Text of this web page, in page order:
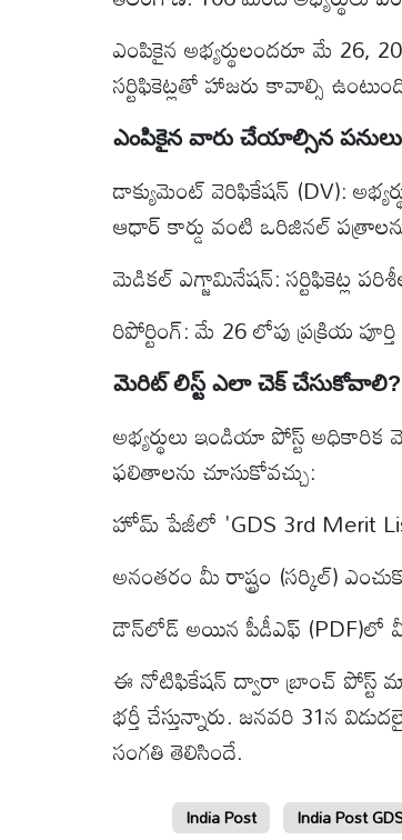
ఎంపికైన అభ్యర్థులందరూ మే
సర్టిఫికెట్లతో హాజరు కావాల్సి
ఎంపికైన వారు చేయాల్సిన
డాక్యుమెంట్ వెరిఫికేషన్ (DV):
ఆధార్ కార్డు వంటి ఒరిజినల్
మెడికల్ ఎగ్జామినేషన్: సర్టిఫికెట్ల
రిపోర్టింగ్: మే 26 లోపు ప్రక్రియ
మెరిట్ లిస్ట్ ఎలా చెక్ చేసుకోవాలి?
అభ్యర్థులు ఇండియా పోస్ట్
ఫలితాలను చూసుకోవచ్చు:
హోమ్ పేజీలో 'GDS 3rd Merit
అనంతరం మీ రాష్ట్రం (సర్కిల్)
డౌన్‌లోడ్ అయిన పీడీఎఫ్ (PDF)లో
ఈ నోటిఫికేషన్ ద్వారా బ్రాంచ్ పోస్ట్
భర్తీ చేస్తున్నారు. జనవరి 31న
సంగతి తెలిసిందే.
India Post India Post